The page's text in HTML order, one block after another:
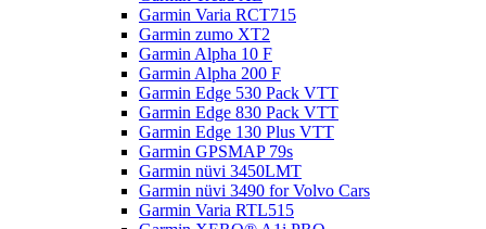
Garmin Varia RCT715
Garmin zumo XT2
Garmin Alpha 10 F
Garmin Alpha 200 F
Garmin Edge 530 Pack VTT
Garmin Edge 830 Pack VTT
Garmin Edge 130 Plus VTT
Garmin GPSMAP 79s
Garmin nüvi 3450LMT
Garmin nüvi 3490 for Volvo Cars
Garmin Varia RTL515